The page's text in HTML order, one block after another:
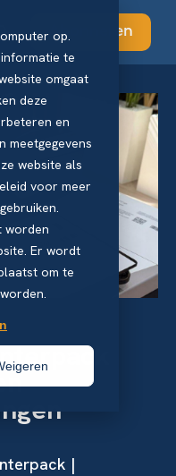
op.
te
omgaat
deze
en
meetgegevens
website als
voor meer
worden
Er wordt
om te
Abonneren
|